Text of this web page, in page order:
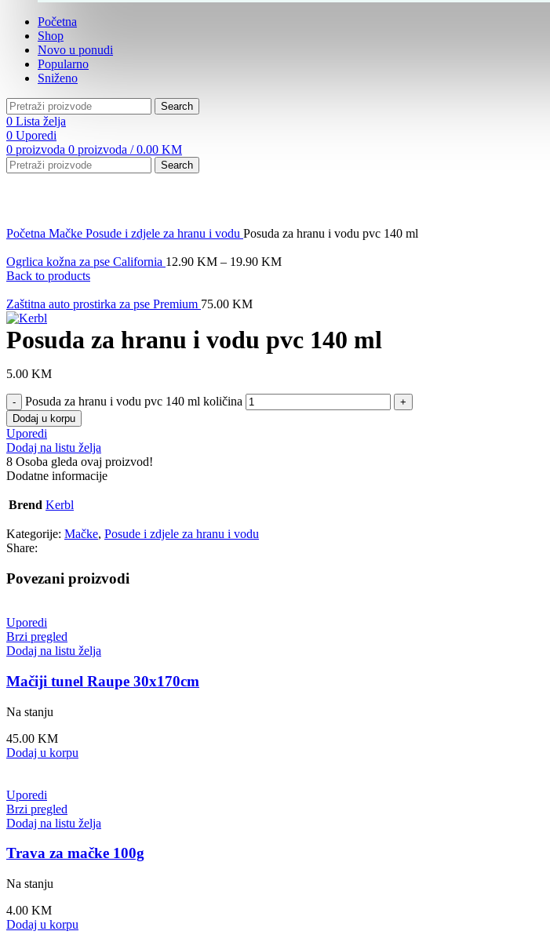
Početna
Shop
Novo u ponudi
Popularno
Sniženo
Search
0 Lista želja
0 Uporedi
0 proizvoda 0 proizvoda / 0.00 KM
Search
Početna Mačke Posude i zdjele za hranu i vodu Posuda za hranu i vodu pvc 140 ml
Ogrlica kožna za pse California 12.90 KM – 19.90 KM
Back to products
Zaštitna auto prostirka za pse Premium 75.00 KM
Posuda za hranu i vodu pvc 140 ml
5.00 KM
Posuda za hranu i vodu pvc 140 ml količina
Dodaj u korpu
Uporedi
Dodaj na listu želja
8 Osoba gleda ovaj proizvod!
Dodatne informacije
Brend Kerbl
Kategorije: Mačke, Posude i zdjele za hranu i vodu
Share:
Povezani proizvodi
Uporedi
Brzi pregled
Dodaj na listu želja
Mačiji tunel Raupe 30x170cm
Na stanju
45.00 KM
Dodaj u korpu
Uporedi
Brzi pregled
Dodaj na listu želja
Trava za mačke 100g
Na stanju
4.00 KM
Dodaj u korpu